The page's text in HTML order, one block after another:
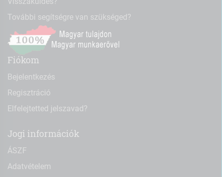
További segítségre van szükséged?
Fiókom
Bejelentkezés
Regisztráció
Elfelejtetted jelszavad?
Jogi információk
ÁSZF
Adatvételem